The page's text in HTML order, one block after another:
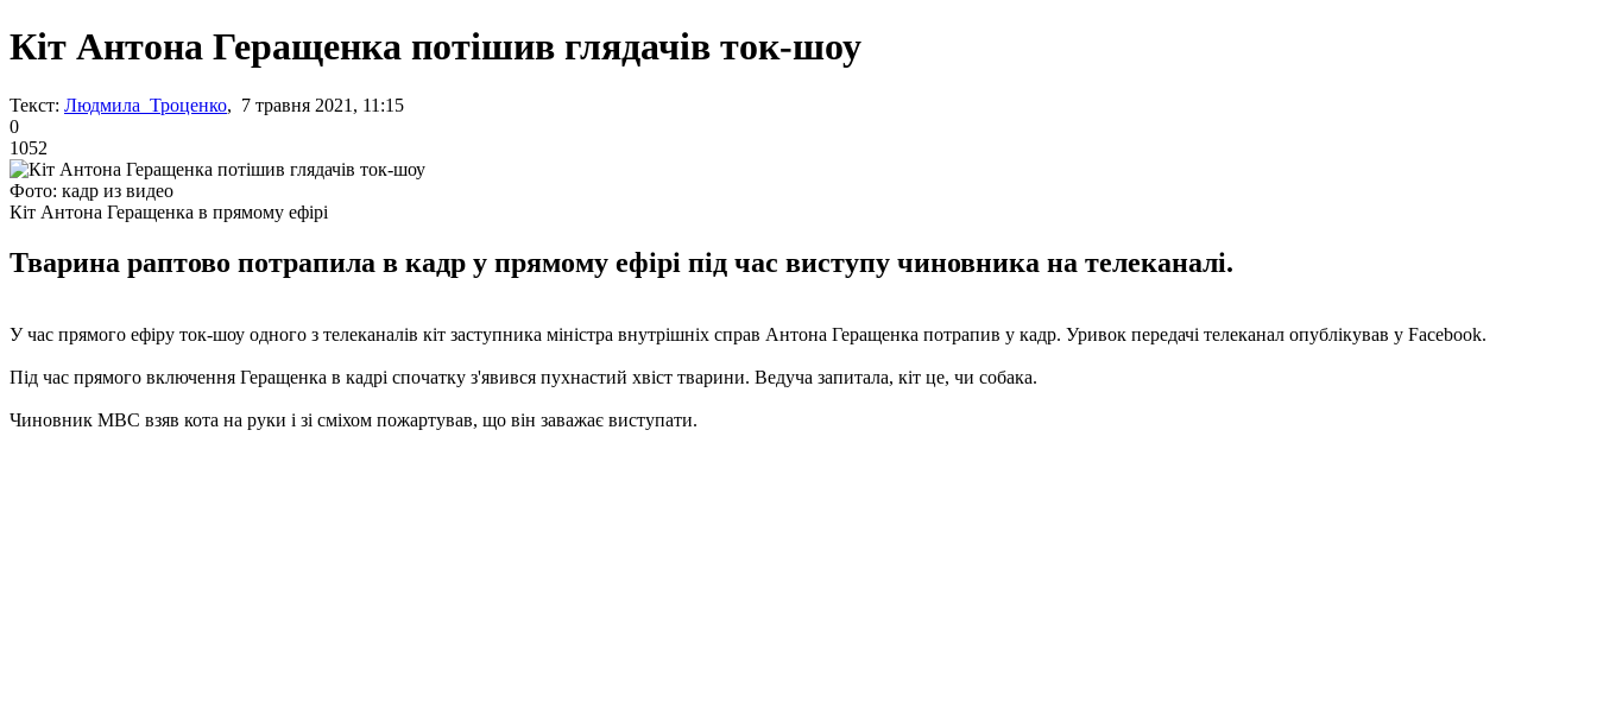
Кіт Антона Геращенка потішив глядачів ток-шоу
Текст: Людмила Троценко, 7 травня 2021, 11:15
0
1052
Фото: кадр из видео
Кіт Антона Геращенка в прямому ефірі
Тварина раптово потрапила в кадр у прямому ефірі під час виступу чиновника на телеканалі.
У час прямого ефіру ток-шоу одного з телеканалів кіт заступника міністра внутрішніх справ Антона Геращенка потрапив у кадр. Уривок передачі телеканал опублікував у Facebook.
Під час прямого включення Геращенка в кадрі спочатку з'явився пухнастий хвіст тварини. Ведуча запитала, кіт це, чи собака.
Чиновник МВС взяв кота на руки і зі сміхом пожартував, що він заважає виступати.